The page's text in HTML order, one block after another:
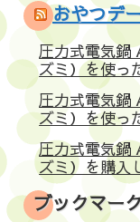
おやつデ
圧力式電気鍋
ズミ）を使っ
圧力式電気鍋
ズミ）を使っ
圧力式電気鍋
ズミ）を購入
ブックマー